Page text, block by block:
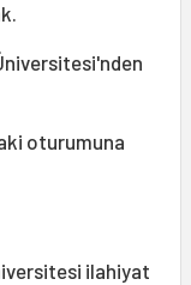
oturumuna
ilahiyat